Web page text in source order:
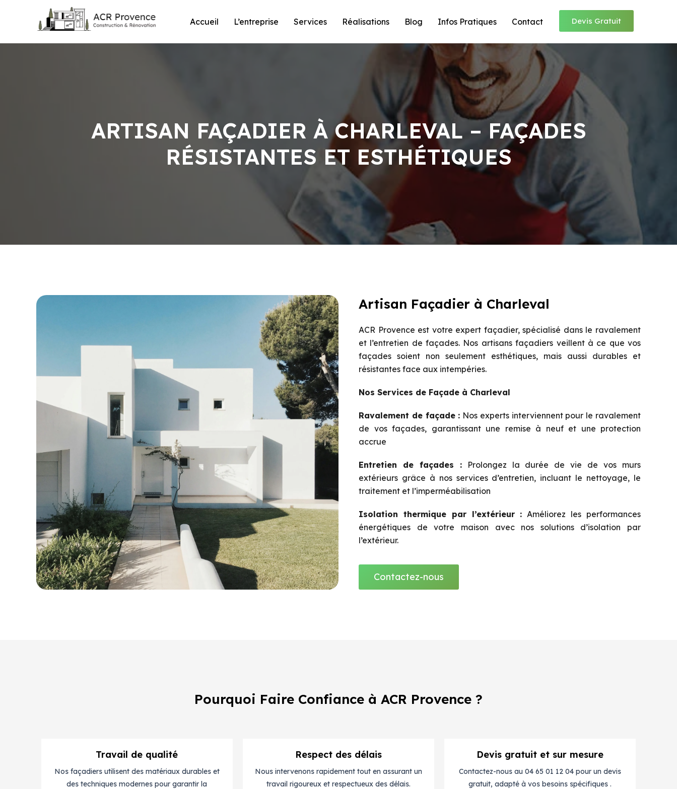
Accueil L’entreprise Services Réalisations Blog Infos Pratiques Contact Devis Gratuit
ARTISAN FAÇADIER À CHARLEVAL – FAÇADES
RÉSISTANTES ET ESTHÉTIQUES
Artisan Façadier à Charleval
ACR Provence est votre expert façadier, spécialisé dans le ravalement
et l’entretien de façades. Nos artisans façadiers veillent à ce que vos
façades soient non seulement esthétiques, mais aussi durables et
résistantes face aux intempéries.
Nos Services de Façade à Charleval
Ravalement de façade : Nos experts interviennent pour le ravalement
de vos façades, garantissant une remise à neuf et une protection
accrue
Entretien de façades :Prolongez la durée de vie de vos murs
extérieurs grâce à nos services d’entretien, incluant le nettoyage, le
traitement et l’imperméabilisation
Isolation thermique par l’extérieur : Améliorez les performances
énergétiques de votre maison avec nos solutions d’isolation par
l’extérieur.
Contactez-nous
Pourquoi Faire Confiance à ACR Provence ?
Travail de qualité
Nos façadiers utilisent des matériaux durables et
des techniques modernes pour garantir la
Respect des délais
Nous intervenons rapidement tout en assurant un
travail rigoureux et respectueux des délais.
Devis gratuit et sur mesure
Contactez-nous au 04 65 01 12 04 pour un devis
gratuit, adapté à vos besoins spécifiques .